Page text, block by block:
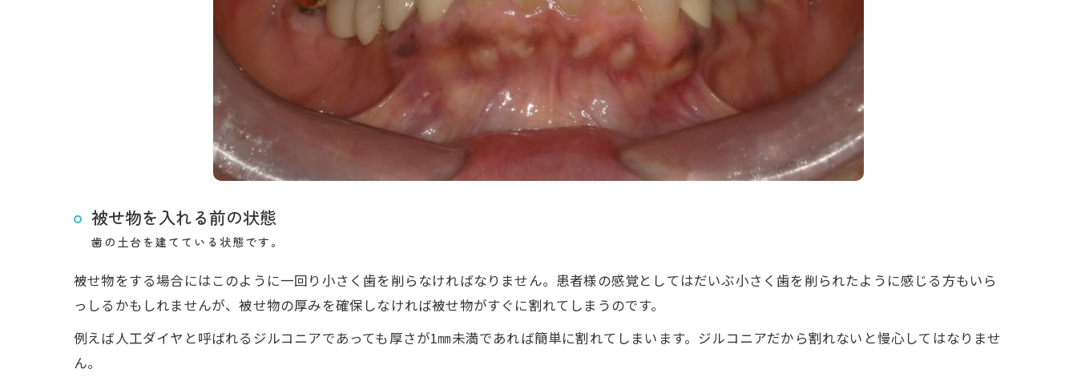
被せ物を入れる前の状態
歯の土台を建てている状態です。
被せ物をする場合にはこのように一回り小さく歯を削らなければなりません。患者様の感覚としてはだいぶ小さく歯を削られたように感じる方もいら
っしるかもしれませんが、被せ物の厚みを確保しなければ被せ物がすぐに割れてしまうのです。
例えば人工ダイヤと呼ばれるジルコニアであっても厚さが1㎜未満であれば簡単に割れてしまいます。ジルコニアだから割れないと慢心してはなりませ
ん。